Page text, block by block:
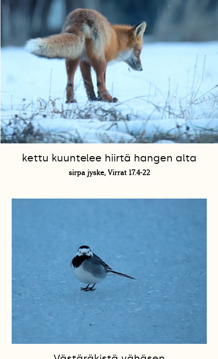
kettu kuuntelee hiirtä hangen alta
sirpa jyske, Virrat 17.4-22